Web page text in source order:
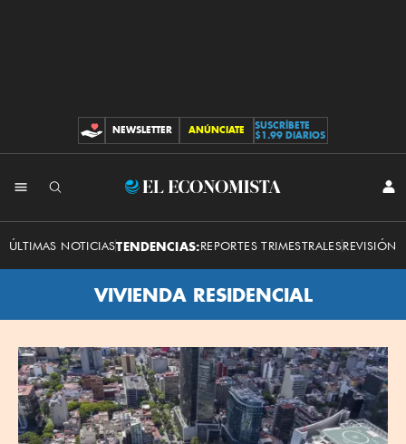
CONTRIBUCIONES
NEWSLETTER ANÚNCIATE
SUSCRÍBETE
$1.99 DIARIOS
El
Economista
ÚLTIMAS NOTICIASTENDENCIAS:REPORTES TRIMESTRALESREVISIÓN
VIVIENDA RESIDENCIAL